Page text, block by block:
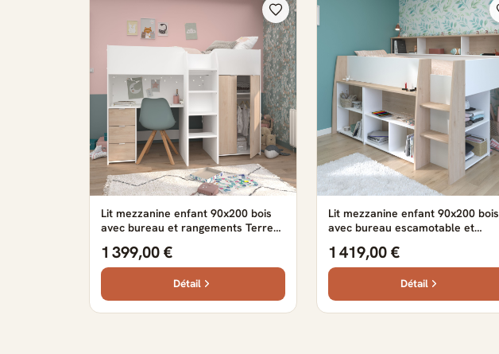
Lit mezzanine enfant 90x200 bois
avec bureau et rangements Terre
1 399,00 €
Détail
Lit mezzanine enfant 90x200 bois
avec bureau escamotable et
1 419,00 €
Détail